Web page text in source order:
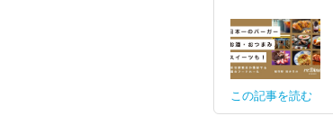
この記事を読む